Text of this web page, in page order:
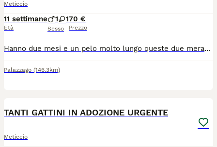
Meticcio
11 settimane
Età
1 1
Sesso
70 €
Prezzo
Hanno due mesi e un pelo molto lungo queste due meraviglie che cercano casa . Obbligo stelrizzazione
Palazzago (146.3km)
TANTI GATTINI IN ADOZIONE URGENTE
Meticcio